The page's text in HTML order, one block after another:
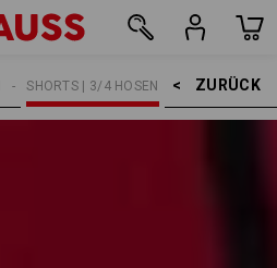
ZURÜCK    >
SHORTS | 3/4 HOSEN